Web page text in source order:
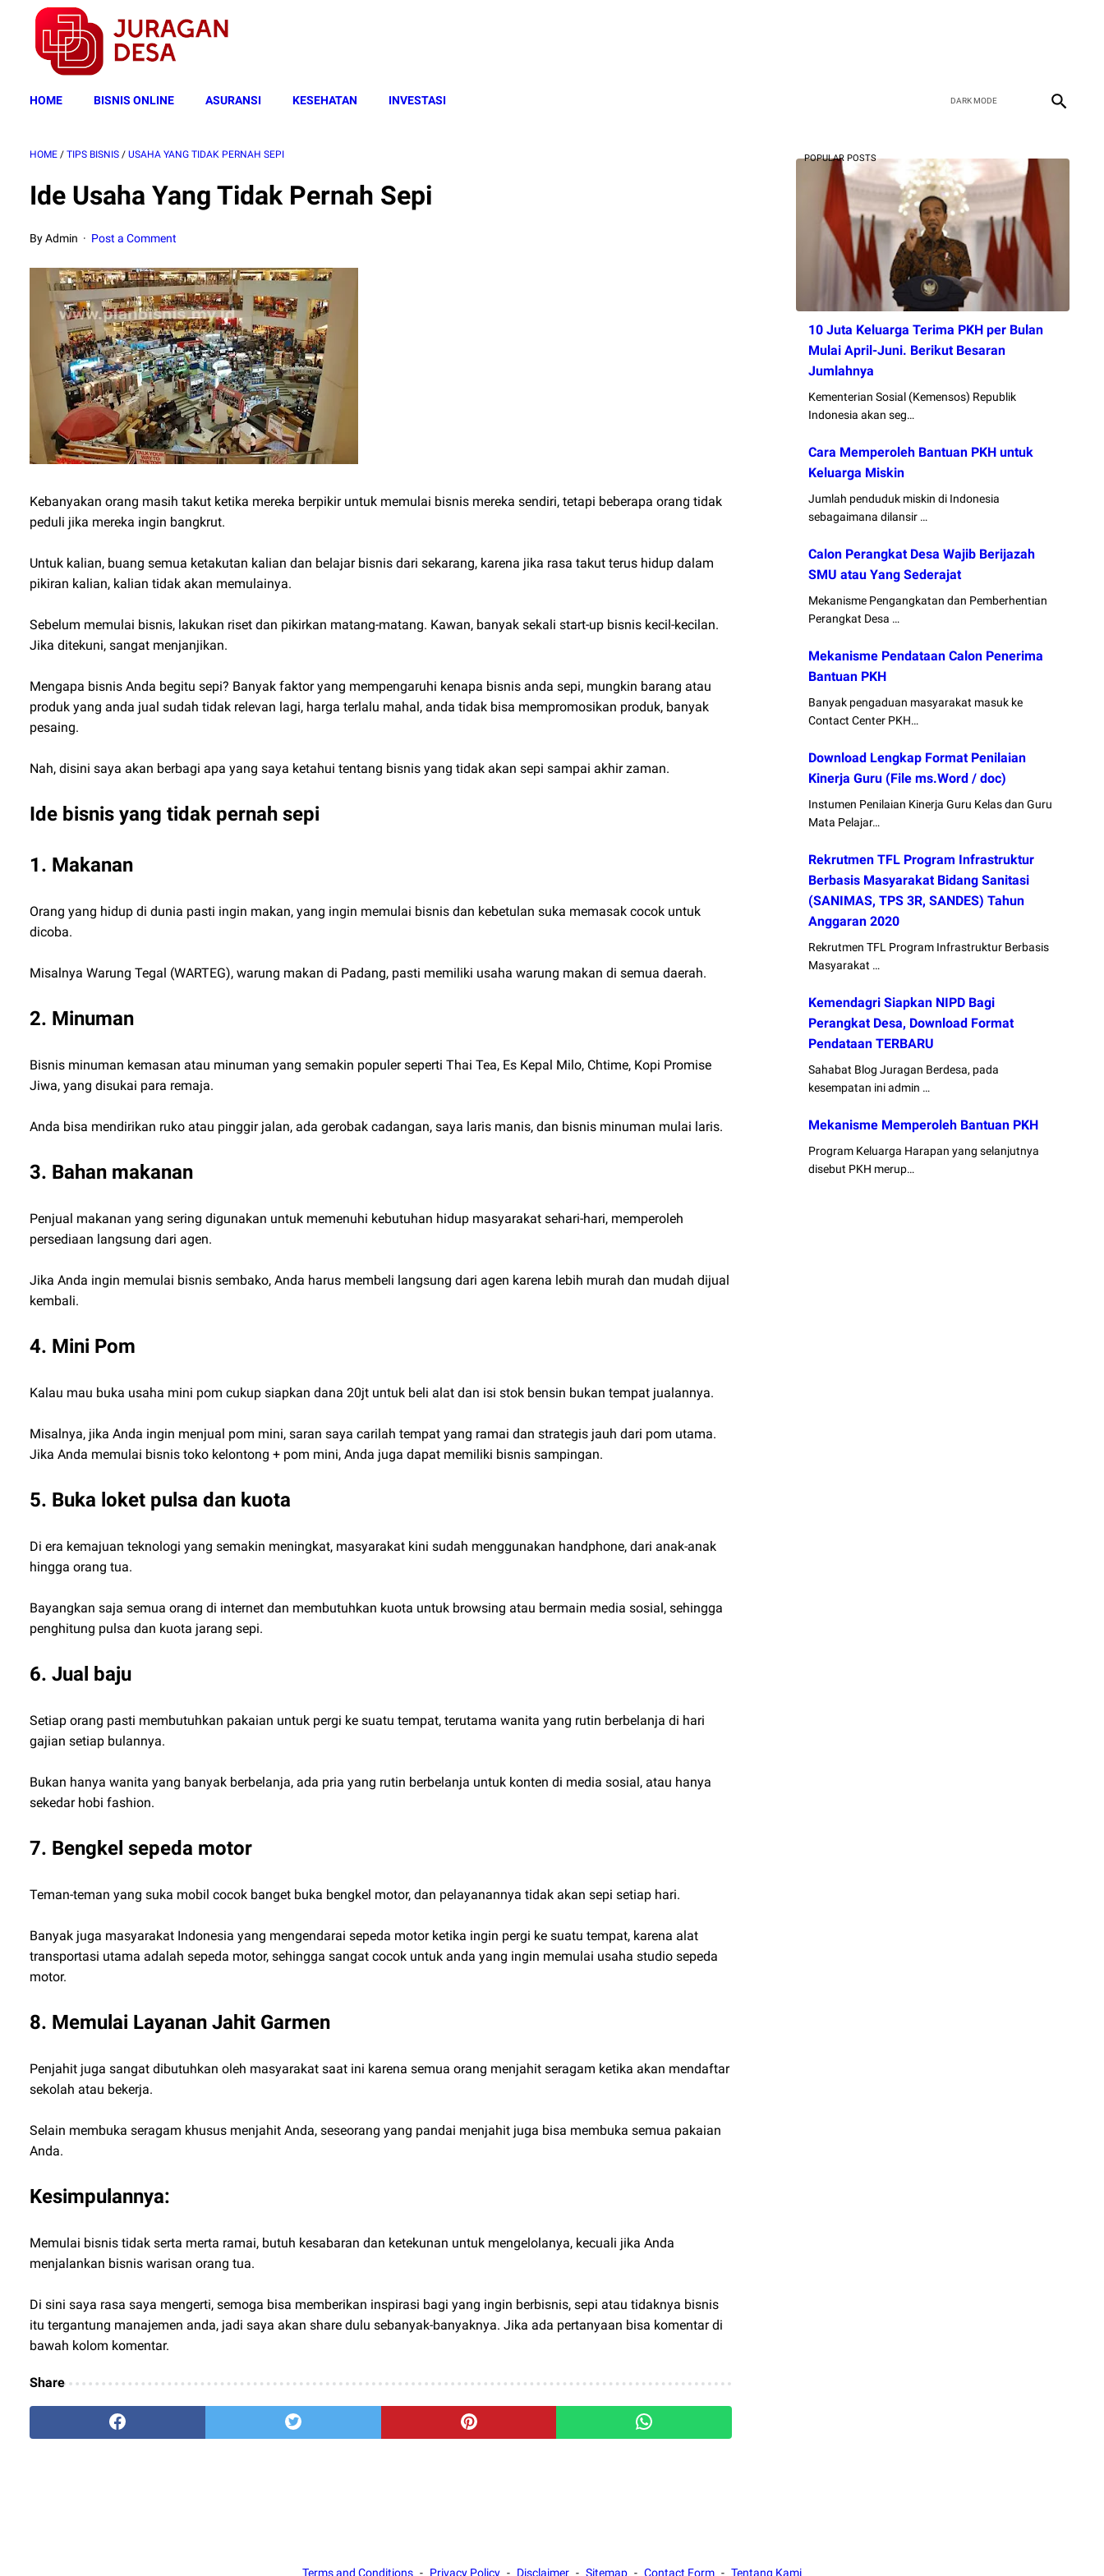
HOME BISNIS ONLINE ASURANSI KESEHATAN INVESTASI
HOME / TIPS BISNIS / USAHA YANG TIDAK PERNAH SEPI
Ide Usaha Yang Tidak Pernah Sepi
By Admin Post a Comment
Kebanyakan orang masih takut ketika mereka berpikir untuk memulai bisnis mereka sendiri, tetapi beberapa orang tidak
peduli jika mereka ingin bangkrut.
Untuk kalian, buang semua ketakutan kalian dan belajar bisnis dari sekarang, karena jika rasa takut terus hidup dalam
pikiran kalian, kalian tidak akan memulainya.
Sebelum memulai bisnis, lakukan riset dan pikirkan matang-matang. Kawan, banyak sekali start-up bisnis kecil-kecilan.
Jika ditekuni, sangat menjanjikan.
Mengapa bisnis Anda begitu sepi? Banyak faktor yang mempengaruhi kenapa bisnis anda sepi, mungkin barang atau
produk yang anda jual sudah tidak relevan lagi, harga terlalu mahal, anda tidak bisa mempromosikan produk, banyak
pesaing.
Nah, disini saya akan berbagi apa yang saya ketahui tentang bisnis yang tidak akan sepi sampai akhir zaman.
Ide bisnis yang tidak pernah sepi
1. Makanan
Orang yang hidup di dunia pasti ingin makan, yang ingin memulai bisnis dan kebetulan suka memasak cocok untuk
dicoba.
Misalnya Warung Tegal (WARTEG), warung makan di Padang, pasti memiliki usaha warung makan di semua daerah.
2. Minuman
Bisnis minuman kemasan atau minuman yang semakin populer seperti Thai Tea, Es Kepal Milo, Chtime, Kopi Promise
Jiwa, yang disukai para remaja.
Anda bisa mendirikan ruko atau pinggir jalan, ada gerobak cadangan, saya laris manis, dan bisnis minuman mulai laris.
3. Bahan makanan
Penjual makanan yang sering digunakan untuk memenuhi kebutuhan hidup masyarakat sehari-hari, memperoleh
persediaan langsung dari agen.
Jika Anda ingin memulai bisnis sembako, Anda harus membeli langsung dari agen karena lebih murah dan mudah dijual
kembali.
4. Mini Pom
Kalau mau buka usaha mini pom cukup siapkan dana 20jt untuk beli alat dan isi stok bensin bukan tempat jualannya.
Misalnya, jika Anda ingin menjual pom mini, saran saya carilah tempat yang ramai dan strategis jauh dari pom utama.
Jika Anda memulai bisnis toko kelontong + pom mini, Anda juga dapat memiliki bisnis sampingan.
5. Buka loket pulsa dan kuota
Di era kemajuan teknologi yang semakin meningkat, masyarakat kini sudah menggunakan handphone, dari anak-anak
hingga orang tua.
Bayangkan saja semua orang di internet dan membutuhkan kuota untuk browsing atau bermain media sosial, sehingga
penghitung pulsa dan kuota jarang sepi.
6. Jual baju
Setiap orang pasti membutuhkan pakaian untuk pergi ke suatu tempat, terutama wanita yang rutin berbelanja di hari
gajian setiap bulannya.
Bukan hanya wanita yang banyak berbelanja, ada pria yang rutin berbelanja untuk konten di media sosial, atau hanya
sekedar hobi fashion.
7. Bengkel sepeda motor
Teman-teman yang suka mobil cocok banget buka bengkel motor, dan pelayanannya tidak akan sepi setiap hari.
Banyak juga masyarakat Indonesia yang mengendarai sepeda motor ketika ingin pergi ke suatu tempat, karena alat
transportasi utama adalah sepeda motor, sehingga sangat cocok untuk anda yang ingin memulai usaha studio sepeda
motor.
8. Memulai Layanan Jahit Garmen
Penjahit juga sangat dibutuhkan oleh masyarakat saat ini karena semua orang menjahit seragam ketika akan mendaftar
sekolah atau bekerja.
Selain membuka seragam khusus menjahit Anda, seseorang yang pandai menjahit juga bisa membuka semua pakaian
Anda.
Kesimpulannya:
Memulai bisnis tidak serta merta ramai, butuh kesabaran dan ketekunan untuk mengelolanya, kecuali jika Anda
menjalankan bisnis warisan orang tua.
Di sini saya rasa saya mengerti, semoga bisa memberikan inspirasi bagi yang ingin berbisnis, sepi atau tidaknya bisnis
itu tergantung manajemen anda, jadi saya akan share dulu sebanyak-banyaknya. Jika ada pertanyaan bisa komentar di
bawah kolom komentar.
Share
POPULAR POSTS
10 Juta Keluarga Terima PKH per Bulan
Mulai April-Juni. Berikut Besaran
Jumlahnya
Kementerian Sosial (Kemensos) Republik
Indonesia akan seg…
Cara Memperoleh Bantuan PKH untuk
Keluarga Miskin
Jumlah penduduk miskin di Indonesia
sebagaimana dilansir …
Calon Perangkat Desa Wajib Berijazah
SMU atau Yang Sederajat
Mekanisme Pengangkatan dan Pemberhentian
Perangkat Desa …
Mekanisme Pendataan Calon Penerima
Bantuan PKH
Banyak pengaduan masyarakat masuk ke
Contact Center PKH…
Download Lengkap Format Penilaian
Kinerja Guru (File ms.Word / doc)
Instumen Penilaian Kinerja Guru Kelas dan Guru
Mata Pelajar…
Rekrutmen TFL Program Infrastruktur
Berbasis Masyarakat Bidang Sanitasi
(SANIMAS, TPS 3R, SANDES) Tahun
Anggaran 2020
Rekrutmen TFL Program Infrastruktur Berbasis
Masyarakat …
Kemendagri Siapkan NIPD Bagi
Perangkat Desa, Download Format
Pendataan TERBARU
Sahabat Blog Juragan Berdesa, pada
kesempatan ini admin …
Mekanisme Memperoleh Bantuan PKH
Program Keluarga Harapan yang selanjutnya
disebut PKH merup…
Terms and Conditions Privacy Policy Disclaimer Sitemap Contact Form Tentang Kami